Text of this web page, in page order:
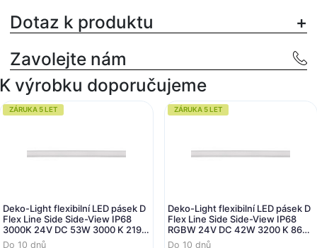
Dotaz k produktu
Zavolejte nám
K výrobku doporučujeme
ZÁRUKA 5 LET
Deko-Light flexibilní LED pásek D
Flex Line Side Side-View IP68
3000K 24V DC 53W 3000 K 2195
lm 5000
Do 10 dnů
ZÁRUKA 5 LET
Deko-Light flexibilní LED pásek D
Flex Line Side Side-View IP68
RGBW 24V DC 42W 3200 K 860
lm 5000
Do 10 dnů